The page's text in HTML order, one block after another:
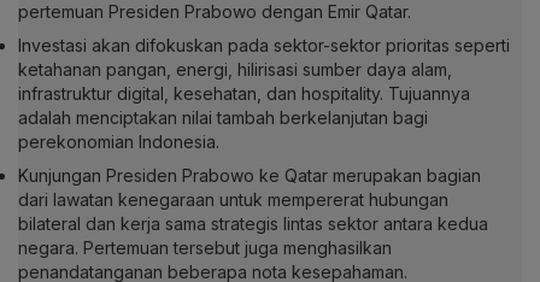
pertemuan Presiden Prabowo dengan Emir Qatar.
Investasi akan difokuskan pada sektor-sektor prioritas seperti
ketahanan pangan, energi, hilirisasi sumber daya alam,
infrastruktur digital, kesehatan, dan hospitality. Tujuannya
adalah menciptakan nilai tambah berkelanjutan bagi
perekonomian Indonesia.
Kunjungan Presiden Prabowo ke Qatar merupakan bagian
dari lawatan kenegaraan untuk mempererat hubungan
bilateral dan kerja sama strategis lintas sektor antara kedua
negara. Pertemuan tersebut juga menghasilkan
penandatanganan beberapa nota kesepahaman.